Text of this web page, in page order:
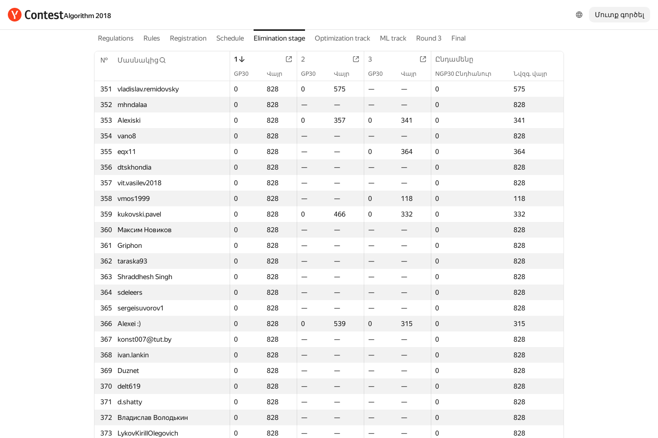
Algorithm 2018 Մուտք գործել
Regulations Rules Registration Schedule Elimination stage Optimization track ML track Round 3 Final
№ Մասնակից 1 2 3 Ընդամենը
GP30 Վայր GP30 Վայր GP30 Վայր NGP30 Ընդհանուր Նվզգ. վայր
351 vladislav.remidovsky 0 828 0 575 — — 0
575
352
mhndalaa 0 828 — — — — 0
828
353
Alexiski 0 828 0 357 0 341 0
341
354
vano8 0 828 — — — — 0
828
355
eqx11 0 828 — — 0 364 0
364
356
dtskhondia 0 828 — — — — 0
828
357
vit.vasilev2018 0 828 — — — — 0
828
358
vmos1999 0 828 — — 0 118 0
118
359
kukovski.pavel 0 828 0 466 0 332 0
332
360
Максим Новиков 0 828 — — — — 0
828
361
Griphon 0 828 — — — — 0
828
362
taraska93 0 828 — — — — 0
828
363
Shraddhesh Singh 0 828 — — — — 0
828
364
sdeleers 0 828 — — — — 0
828
365
sergeisuvorov1 0 828 — — — — 0
828
366
Alexei :) 0 828 0 539 0 315 0
315
367
konst007@tut.by 0 828 — — — — 0
828
368
ivan.lankin 0 828 — — — — 0
828
369
Duznet 0 828 — — — — 0
828
370
delt619 0 828 — — — — 0
828
371
d.shatty 0 828 — — — — 0
828
372
Владислав Володькин 0 828 — — — — 0
828
373
LykovKirillOlegovich 0 828 — — — — 0
828
№ Մասնակից 1 Ընդամենը
GP30 Վայր NGP30 Ընդհանուր Նվզգ. վայր